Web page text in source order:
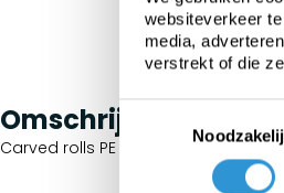
websiteverkeer
media,
verstrekt of die
Toestemmingsselectie
Omschrijving
Carved rolls PE and PVC / Cutting